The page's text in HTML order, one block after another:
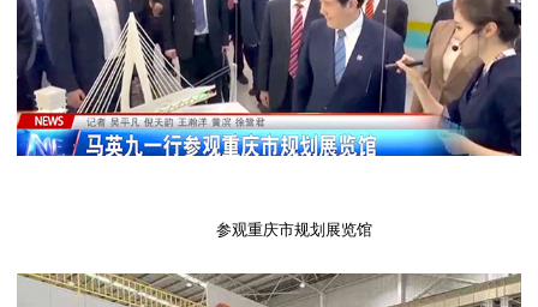
参观重庆市规划展览馆